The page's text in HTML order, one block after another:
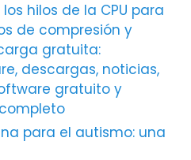
hilos de la CPU para
de compresión y
gratuita:
descargas, noticias,
gratuito y
para el autismo: una